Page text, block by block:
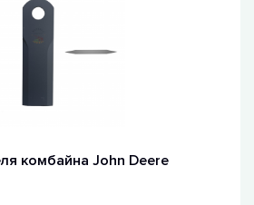
комбайна John Deere